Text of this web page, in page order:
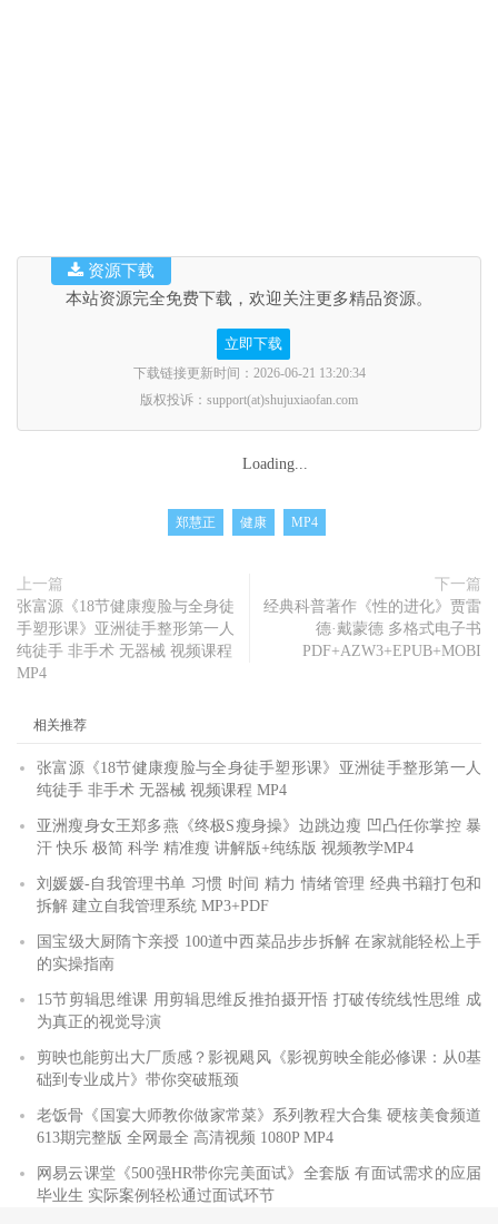
本站资源完全免费下载，欢迎关注更多精品资源。
立即下载
下载链接更新时间：2026-06-21 13:20:34
版权投诉：support(at)shujuxiaofan.com
资源下载
Loading...
郑慧正 健康 MP4
上一篇
张富源《18节健康瘦脸与全身徒
手塑形课》亚洲徒手整形第一人
纯徒手 非手术 无器械 视频课程
MP4
下一篇
经典科普著作《性的进化》贾雷
德·戴蒙德 多格式电子书
PDF+AZW3+EPUB+MOBI
相关推荐
张富源《18节健康瘦脸与全身徒手塑形课》亚洲徒手整形第一人
纯徒手 非手术 无器械 视频课程 MP4
亚洲瘦身女王郑多燕《终极S瘦身操》边跳边瘦 凹凸任你掌控 暴
汗 快乐 极简 科学 精准瘦 讲解版+纯练版 视频教学MP4
刘媛媛-自我管理书单 习惯 时间 精力 情绪管理 经典书籍打包和
拆解 建立自我管理系统 MP3+PDF
国宝级大厨隋卞亲授 100道中西菜品步步拆解 在家就能轻松上手
的实操指南
15节剪辑思维课 用剪辑思维反推拍摄开悟 打破传统线性思维 成
为真正的视觉导演
剪映也能剪出大厂质感？影视飓风《影视剪映全能必修课：从0基
础到专业成片》带你突破瓶颈
老饭骨《国宴大师教你做家常菜》系列教程大合集 硬核美食频道
613期完整版 全网最全 高清视频 1080P MP4
网易云课堂《500强HR带你完美面试》全套版 有面试需求的应届
毕业生 实际案例轻松通过面试环节